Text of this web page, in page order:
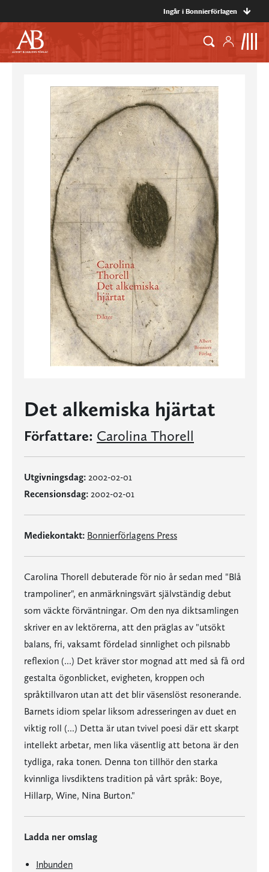
Ingår i Bonnierförlagen
Det alkemiska hjärtat
Författare: Carolina Thorell
Utgivningsdag: 2002-02-01
Recensionsdag: 2002-02-01
Mediekontakt: Bonnierförlagens Press
Carolina Thorell debuterade för nio år sedan med "Blå
trampoliner", en anmärkningsvärt självständig debut
som väckte förväntningar. Om den nya diktsamlingen
skriver en av lektörerna, att den präglas av "utsökt
balans, fri, vaksamt fördelad sinnlighet och pilsnabb
reflexion (...) Det kräver stor mognad att med så få ord
gestalta ögonblicket, evigheten, kroppen och
språktillvaron utan att det blir väsenslöst resonerande.
Barnets idiom spelar liksom adresseringen av duet en
viktig roll (...) Detta är utan tvivel poesi där ett skarpt
intellekt arbetar, men lika väsentlig att betona är den
tydliga, raka tonen. Denna ton tillhör den starka
kvinnliga livsdiktens tradition på vårt språk: Boye,
Hillarp, Wine, Nina Burton."
Ladda ner omslag
Inbunden